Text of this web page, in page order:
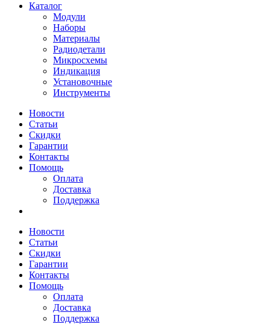
Каталог
Модули
Наборы
Материалы
Радиодетали
Микросхемы
Индикация
Установочные
Инструменты
Новости
Статьи
Скидки
Гарантии
Контакты
Помощь
Оплата
Доставка
Поддержка
Новости
Статьи
Скидки
Гарантии
Контакты
Помощь
Оплата
Доставка
Поддержка